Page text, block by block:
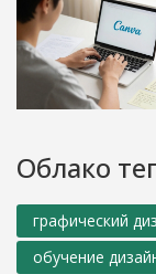
Облако
графический
обучение